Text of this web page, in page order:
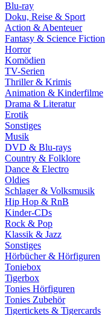
Blu-ray
Doku, Reise & Sport
Action & Abenteuer
Fantasy & Science Fiction
Horror
Komödien
TV-Serien
Thriller & Krimis
Animation & Kinderfilme
Drama & Literatur
Erotik
Sonstiges
Musik
DVD & Blu-rays
Country & Folklore
Dance & Electro
Oldies
Schlager & Volksmusik
Hip Hop & RnB
Kinder-CDs
Rock & Pop
Klassik & Jazz
Sonstiges
Hörbücher & Hörfiguren
Toniebox
Tigerbox
Tonies Hörfiguren
Tonies Zubehör
Tigertickets & Tigercards